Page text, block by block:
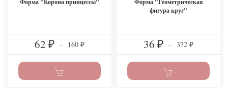
62 ₽ – 160 ₽
фигура круг"
36 ₽ – 372 ₽